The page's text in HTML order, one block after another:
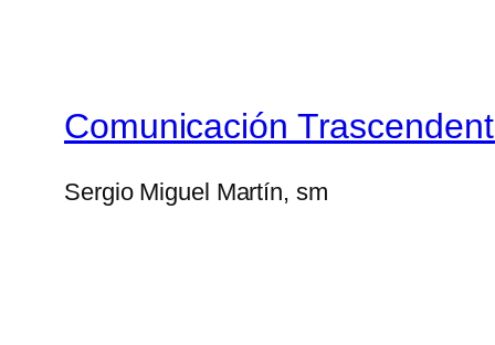
Comunicación
Sergio Miguel Martín, sm